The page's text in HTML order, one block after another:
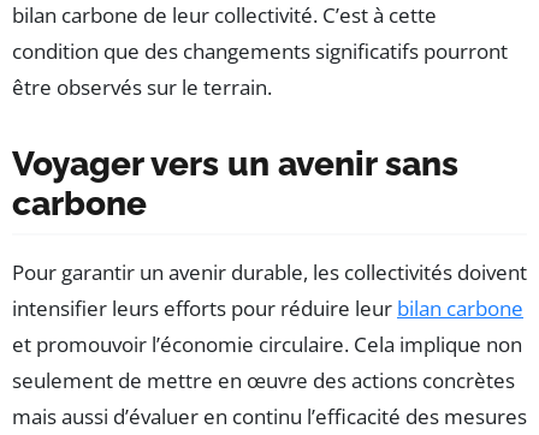
bilan carbone de leur collectivité. C’est à cette
condition que des changements significatifs pourront
être observés sur le terrain.
Voyager vers un avenir sans
carbone
Pour garantir un avenir durable, les collectivités doivent
intensifier leurs efforts pour réduire leur bilan carbone
et promouvoir l’économie circulaire. Cela implique non
seulement de mettre en œuvre des actions concrètes
mais aussi d’évaluer en continu l’efficacité des mesures